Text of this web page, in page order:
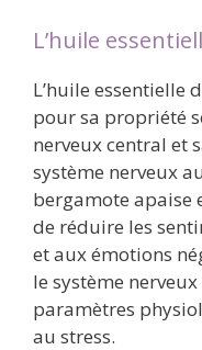
L’huile
L’huile essentielle
pour sa propriété
nerveux central et
système nerveux
bergamote apaise
de réduire les
et aux émotions
le système
paramètres
au stress.